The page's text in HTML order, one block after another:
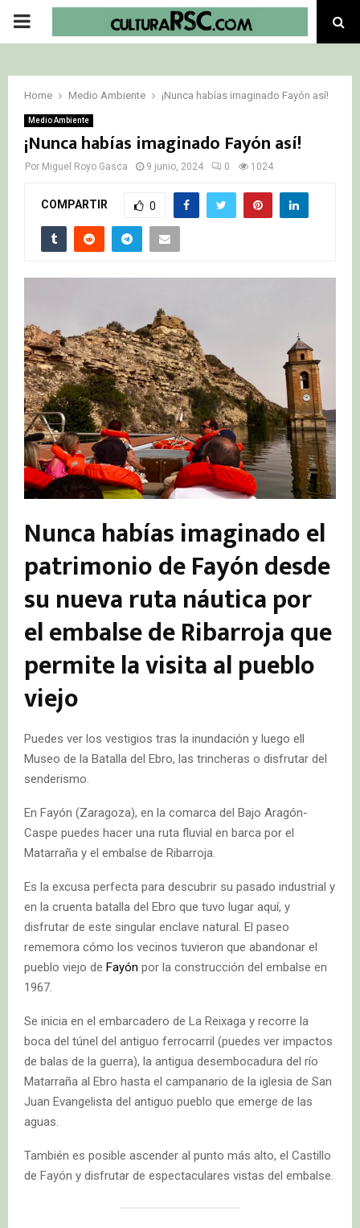
PRIMARY
Home Medio Ambiente ¡Nunca habías imaginado Fayón así!
Medio Ambiente
¡Nunca habías imaginado Fayón así!
Por Miguel Royo Gasca 9 junio, 2024 0 1024
COMPARTIR 0
Nunca habías imaginado el
patrimonio de Fayón desde
su nueva ruta náutica por
el embalse de Ribarroja que
permite la visita al pueblo
viejo
Puedes ver los vestigios tras la inundación y luego ell
Museo de la Batalla del Ebro, las trincheras o disfrutar del
senderismo.
En Fayón (Zaragoza), en la comarca del Bajo Aragón-
Caspe puedes hacer una ruta fluvial en barca por el
Matarraña y el embalse de Ribarroja.
Es la excusa perfecta para descubrir su pasado industrial y
en la cruenta batalla del Ebro que tuvo lugar aquí, y
disfrutar de este singular enclave natural. El paseo
rememora cómo los vecinos tuvieron que abandonar el
pueblo viejo de Fayón por la construcción del embalse en
1967.
Se inicia en el embarcadero de La Reixaga y recorre la
boca del túnel del antiguo ferrocarril (puedes ver impactos
de balas de la guerra), la antigua desembocadura del río
Matarraña al Ebro hasta el campanario de la iglesia de San
Juan Evangelista del antiguo pueblo que emerge de las
aguas.
También es posible ascender al punto más alto, el Castillo
de Fayón y disfrutar de espectaculares vistas del embalse.